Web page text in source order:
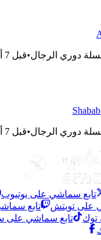
دوري الرجال•قبل 7 أشهر
دوري الرجال•قبل 7 أشهر
تابع سماشي على يوتيوب
على تويتش
تابع
توك
تابع سماشي على